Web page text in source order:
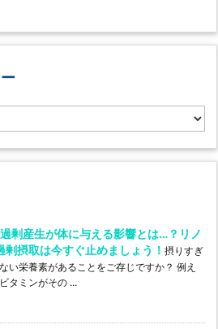
剰産生が体に与える影響とは…？リノ
剰摂取は今すぐ止めましょう！ 摂りすぎ
い栄養素があることをご存じですか？ 例え
タミンがその ...